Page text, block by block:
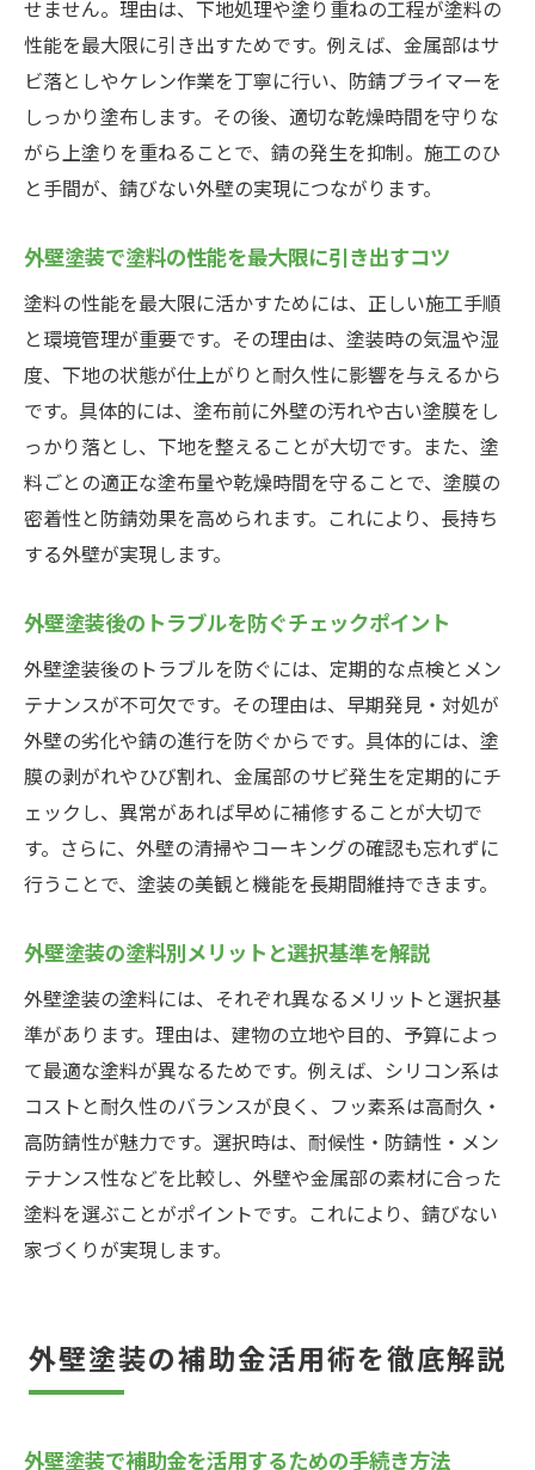
せません。理由は、下地処理や塗り重ねの工程が塗料の
性能を最大限に引き出すためです。例えば、金属部はサ
ビ落としやケレン作業を丁寧に行い、防錆プライマーを
しっかり塗布します。その後、適切な乾燥時間を守りな
がら上塗りを重ねることで、錆の発生を抑制。施工のひ
と手間が、錆びない外壁の実現につながります。
外壁塗装で塗料の性能を最大限に引き出すコツ
塗料の性能を最大限に活かすためには、正しい施工手順
と環境管理が重要です。その理由は、塗装時の気温や湿
度、下地の状態が仕上がりと耐久性に影響を与えるから
です。具体的には、塗布前に外壁の汚れや古い塗膜をし
っかり落とし、下地を整えることが大切です。また、塗
料ごとの適正な塗布量や乾燥時間を守ることで、塗膜の
密着性と防錆効果を高められます。これにより、長持ち
する外壁が実現します。
外壁塗装後のトラブルを防ぐチェックポイント
外壁塗装後のトラブルを防ぐには、定期的な点検とメン
テナンスが不可欠です。その理由は、早期発見・対処が
外壁の劣化や錆の進行を防ぐからです。具体的には、塗
膜の剥がれやひび割れ、金属部のサビ発生を定期的にチ
ェックし、異常があれば早めに補修することが大切で
す。さらに、外壁の清掃やコーキングの確認も忘れずに
行うことで、塗装の美観と機能を長期間維持できます。
外壁塗装の塗料別メリットと選択基準を解説
外壁塗装の塗料には、それぞれ異なるメリットと選択基
準があります。理由は、建物の立地や目的、予算によっ
て最適な塗料が異なるためです。例えば、シリコン系は
コストと耐久性のバランスが良く、フッ素系は高耐久・
高防錆性が魅力です。選択時は、耐候性・防錆性・メン
テナンス性などを比較し、外壁や金属部の素材に合った
塗料を選ぶことがポイントです。これにより、錆びない
家づくりが実現します。
外壁塗装の補助金活用術を徹底解説
外壁塗装で補助金を活用するための手続き方法